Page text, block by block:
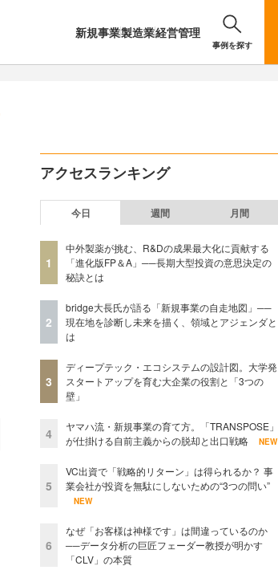
新規事業製造業経営管理
事例を探す
アクセスランキング
今日 週間 月間
1
中外製薬が挑む、R&Dの成果最大化に貢献する
「進化版FP＆A」──長期大型投資の意思決定の
秘訣とは
2
bridge大長氏が語る「新規事業の自走地図」──
現在地を診断し未来を描く、領域とアジェンダと
は
3
ディープテック・エコシステムの設計図。大学発
スタートアップを育む大企業の役割と「3つの
壁」
4
ヤマハ流・新規事業の育て方。「TRANSPOSE」
が仕掛ける自前主義からの脱却と出口戦略
NEW
5
VC出資で「戦略的リターン」は得られるか？ 事
業会社が投資を無駄にしないための“3つの問い”
NEW
6
なぜ「お客様は神様です」は間違っているのか
──データ分析の巨匠フェーダー教授が明かす
「CLV」の本質